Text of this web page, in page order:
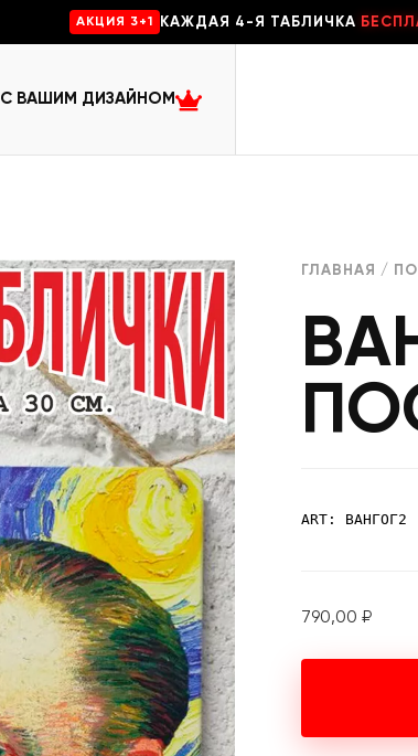
AKЦИЯ 3+1 КАЖДАЯ 4-Я ТАБЛИЧКА
С ВАШИМ ДИЗАЙНОМ
ГЛАВНАЯ /
ART: ВАНГОГ2
790,00 ₽